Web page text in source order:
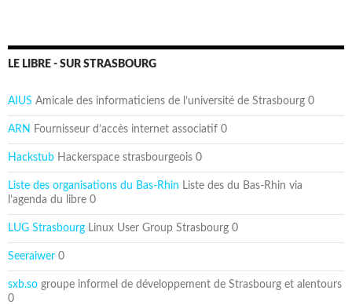
LE LIBRE - SUR STRASBOURG
AIUS Amicale des informaticiens de l’université de Strasbourg 0
ARN Fournisseur d’accès internet associatif 0
Hackstub Hackerspace strasbourgeois 0
Liste des organisations du Bas-Rhin Liste des du Bas-Rhin via
l’agenda du libre 0
LUG Strasbourg Linux User Group Strasbourg 0
Seeraiwer 0
sxb.so groupe informel de développement de Strasbourg et alentours
0